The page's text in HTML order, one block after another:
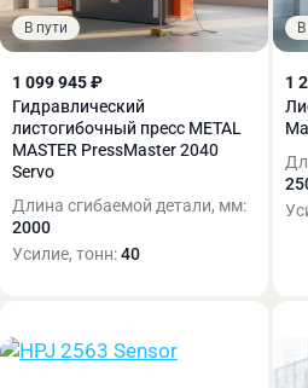
В пути
1 099 945 ₽
Гидравлический
листогибочный пресс METAL
MASTER PressMaster 2040
Servo
Длина сгибаемой детали, мм:
2000
Усилие, тонн:40
1